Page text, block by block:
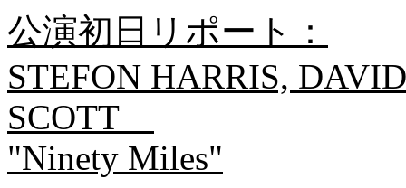
公演初日リポート：
STEFON HARRIS,
SCOTT
"Ninety Miles"